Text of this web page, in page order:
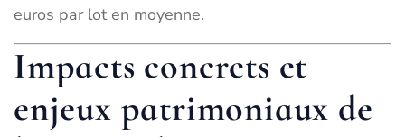
euros par lot en moyenne.
Impacts concrets et
enjeux patrimoniaux de